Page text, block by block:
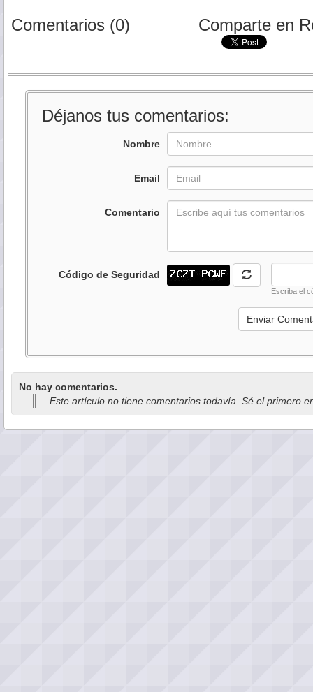
Comentarios (0) Comparte en
Déjanos tus comentarios:
Nombre
Email
Comentario
Código de Seguridad
Escriba el
No hay comentarios.
Este artículo no tiene comentarios todavía. Sé el primero